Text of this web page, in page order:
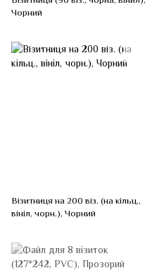
Чорний
Вiзитниця на 200 вiз. (на кільц.,
вініл, чорн.), Чорний